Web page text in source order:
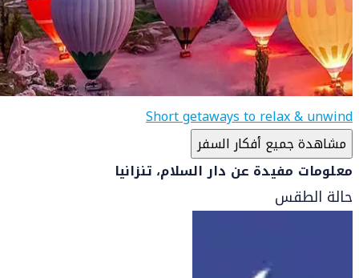
Short getaways to relax & unwind
مشاهدة جميع أفكار السفر
معلومات مفيدة عن دار السلام، تنزانيا
حالة الطقس